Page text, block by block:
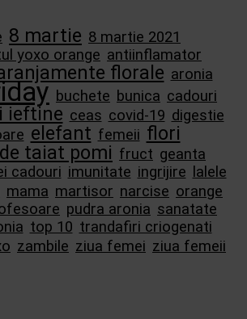
8 martie 8 martie 2021
yoxo orange antiinflamator
florale aronia
buchete bunica cadouri
ieftine ceas covid-19 digestie
elefant femeii flori
taiat pomi fruct geanta
cadouri imunitate ingrijire lalele
mama martisor narcise orange
pudra aronia sanatate
top 10 trandafiri criogenati
zambile ziua femei ziua femeii